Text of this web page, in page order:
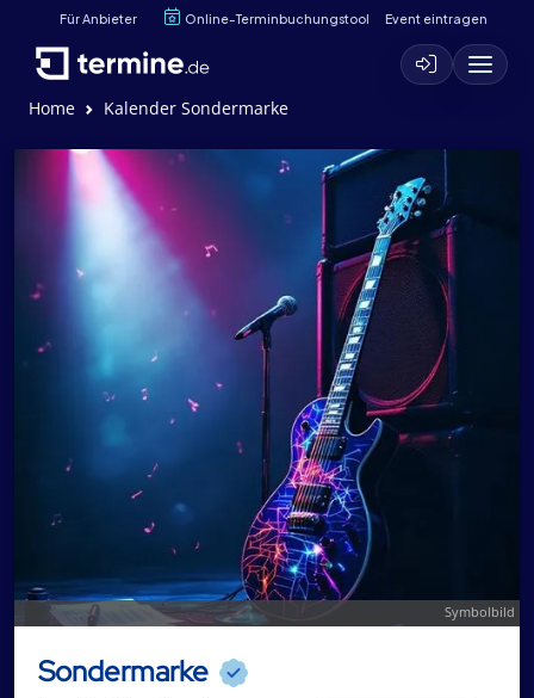
Für Anbieter Online-Terminbuchungstool Event eintragen
Home Kalender Sondermarke
Symbolbild
Sondermarke